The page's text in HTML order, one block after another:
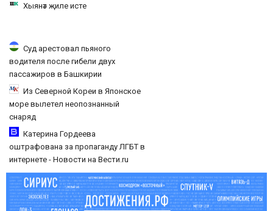
Хыянәт җиле исте
Суд арестовал пьяного
водителя после гибели двух
пассажиров в Башкирии
Из Северной Кореи в Японское
море вылетел неопознанный
снаряд
Катерина Гордеева
оштрафована за пропаганду ЛГБТ в
интернете - Новости на Вести.ru